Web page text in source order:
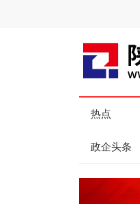
热点
政企头条